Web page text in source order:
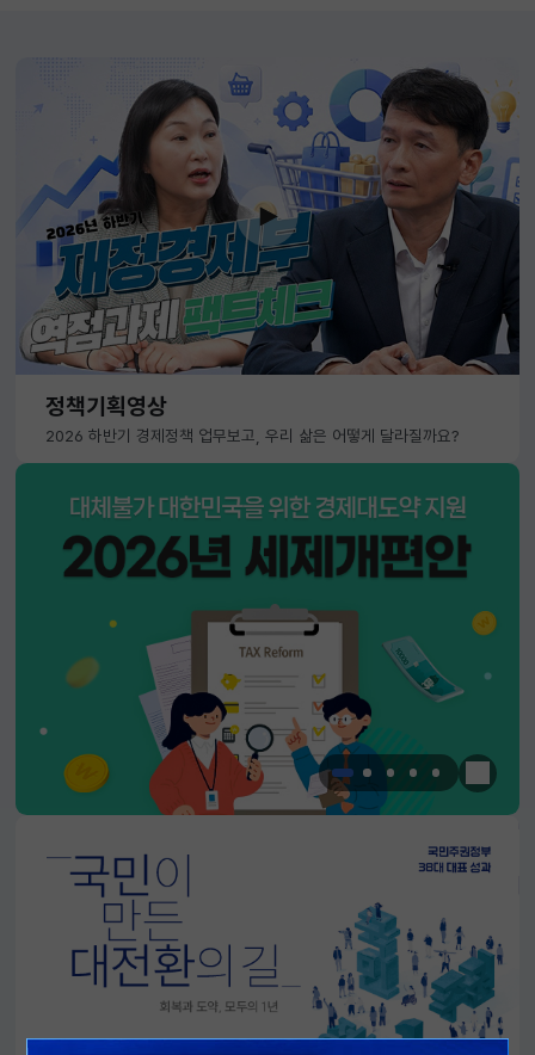
정책기획영상
2026 하반기 경제정책 업무보고, 우리 삶은 어떻게 달라질까요?
한눈에